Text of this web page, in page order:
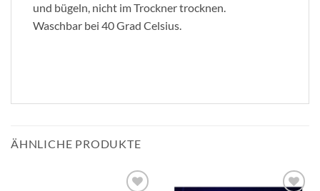
und bügeln, nicht im Trockner trocknen.
Waschbar bei 40 Grad Celsius.
ÄHNLICHE PRODUKTE